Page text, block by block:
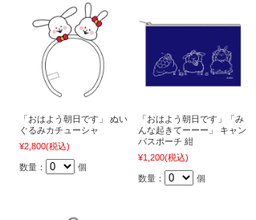
「おはよう朝日です」 ぬい
ぐるみカチューシャ
¥2,800(税込)
数量： 個
「おはよう朝日です」「み
んな起きてーーー」 キャン
バスポーチ 紺
¥1,200(税込)
数量： 個